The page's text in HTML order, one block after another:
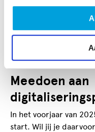
digitalisering
Meedoen aan
In het voorjaar van
start. Wil jij je